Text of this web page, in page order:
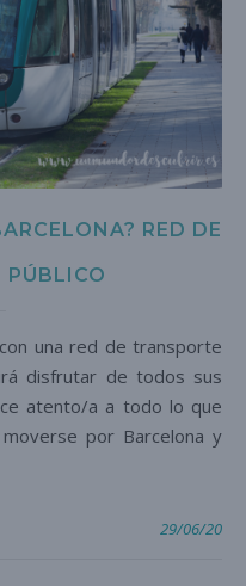
RED DE
PÚBLICO
disfrutar de todos sus
atento/a a todo lo que
por Barcelona y
29/06/20